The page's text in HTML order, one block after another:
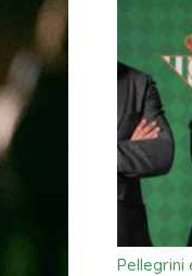
Pellegrini